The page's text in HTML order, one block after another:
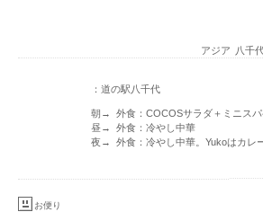
アジア 八千
：道の駅八千代
朝→ 外食：COCOSサラダ＋ミニスパ
昼→ 外食：冷やし中華
夜→ 外食：冷やし中華。Yukoはカレ
お便り